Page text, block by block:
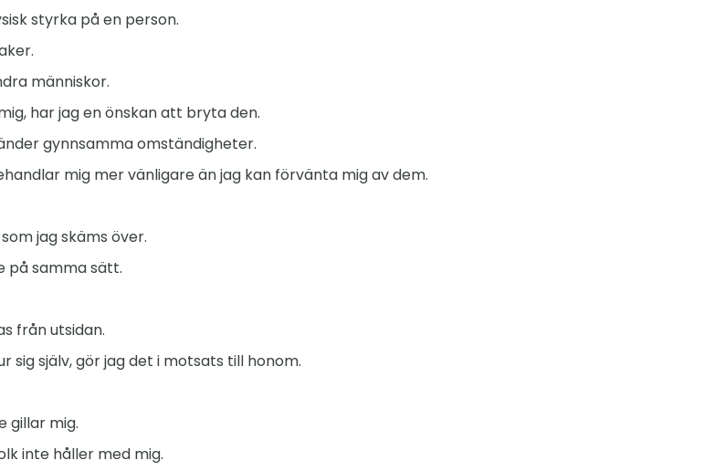
styrka på en person.
människor.
har jag en önskan att bryta den.
gynnsamma omständigheter.
mig mer vänligare än jag kan förvänta mig av dem.
jag skäms över.
på samma sätt.
från utsidan.
sig själv, gör jag det i motsats till honom.
gillar mig.
inte håller med mig.